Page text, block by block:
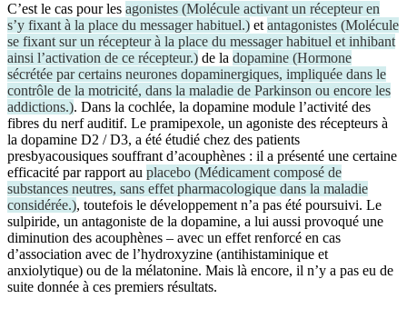
C’est le cas pour les agonistes (Molécule activant un récepteur en
s’y fixant à la place du messager habituel.) et antagonistes (Molécule
se fixant sur un récepteur à la place du messager habituel et inhibant
ainsi l’activation de ce récepteur.) de la dopamine (Hormone
sécrétée par certains neurones dopaminergiques, impliquée dans le
contrôle de la motricité, dans la maladie de Parkinson ou encore les
addictions.). Dans la cochlée, la dopamine module l’activité des
fibres du nerf auditif. Le pramipexole, un agoniste des récepteurs à
la dopamine D2 / D3, a été étudié chez des patients
presbyacousiques souffrant d’acouphènes : il a présenté une certaine
efficacité par rapport au placebo (Médicament composé de
substances neutres, sans effet pharmacologique dans la maladie
considérée.), toutefois le développement n’a pas été poursuivi. Le
sulpiride, un antagoniste de la dopamine, a lui aussi provoqué une
diminution des acouphènes – avec un effet renforcé en cas
d’association avec de l’hydroxyzine (antihistaminique et
anxiolytique) ou de la mélatonine. Mais là encore, il n’y a pas eu de
suite donnée à ces premiers résultats.